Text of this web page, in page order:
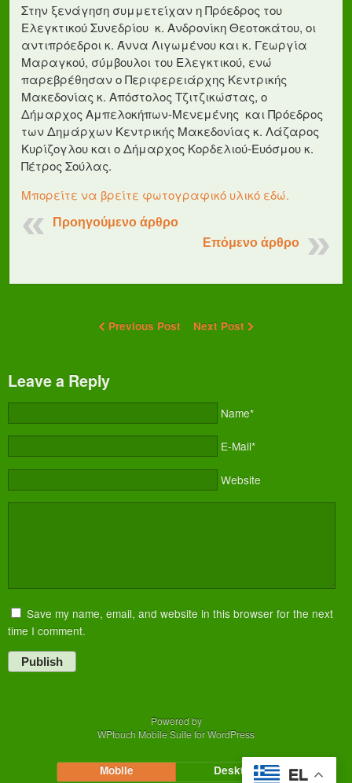
Στην ξενάγηση συμμετείχαν η Πρόεδρος του
Ελεγκτικού Συνεδρίου κ. Ανδρονίκη Θεοτοκάτου, οι
αντιπρόεδροι κ. Άννα Λιγωμένου και κ. Γεωργία
Μαραγκού, σύμβουλοι του Ελεγκτικού, ενώ
παρεβρέθησαν ο Περιφερειάρχης Κεντρικής
Μακεδονίας κ. Απόστολος Τζιτζικώστας, ο
Δήμαρχος Αμπελοκήπων-Μενεμένης και Πρόεδρος
των Δημάρχων Κεντρικής Μακεδονίας κ. Λάζαρος
Κυρίζογλου και ο Δήμαρχος Κορδελιού-Ευόσμου κ.
Πέτρος Σούλας.
Μπορείτε να βρείτε φωτογραφικό υλικό εδώ.
Προηγούμενο άρθρο
Επόμενο άρθρο
Previous Post Next Post
Leave a Reply
Name*
E-Mail*
Website
Save my name, email, and website in this browser for the next
time I comment.
Publish
EL
Powered by
WPtouch Mobile Suite for WordPress
Mobile Desktop